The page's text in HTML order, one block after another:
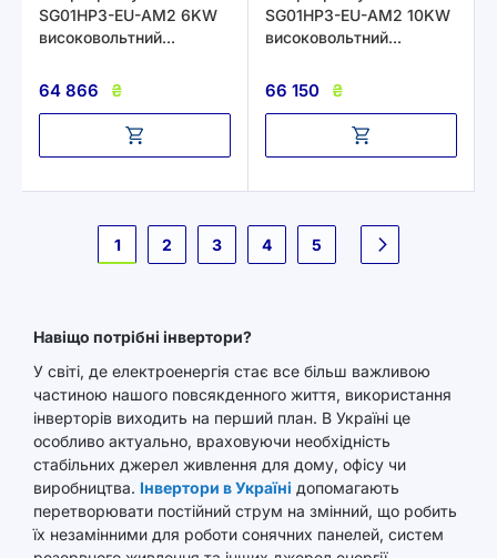
SG01HP3-EU-AM2 6KW
високовольтний
64 866 ₴
SG01HP3-EU-AM2 10KW
високовольтний
66 150 ₴
Сторінка
1 2 3 4 5 Наступне
Навіщо потрібні інвертори?
У світі, де електроенергія стає все більш важливою
частиною нашого повсякденного життя, використання
інверторів виходить на перший план. В Україні це
особливо актуально, враховуючи необхідність
стабільних джерел живлення для дому, офісу чи
виробництва. Інвертори в Україні допомагають
перетворювати постійний струм на змінний, що робить
їх незамінними для роботи сонячних панелей, систем